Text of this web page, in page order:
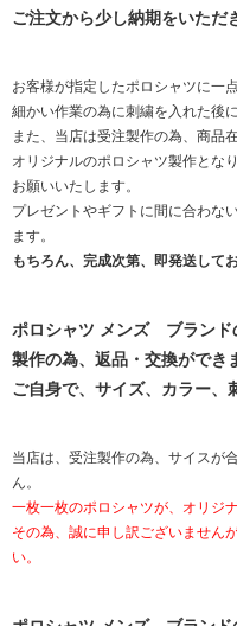
ご注文から少し納期をいただ
お客様が指定したポロシャツに一
細かい作業の為に刺繍を入れた後
また、当店は受注製作の為、商品
オリジナルのポロシャツ製作とな
お願いいたします。
プレゼントやギフトに間に合わな
ます。
もちろん、完成次第、即発送してお
ポロシャツ メンズ ブランド
製作の為、返品・交換ができ
ご自身で、サイズ、カラー、
当店は、受注製作の為、サイスが
ん。
一枚一枚のポロシャツが、オリジ
その為、誠に申し訳ございません
い。